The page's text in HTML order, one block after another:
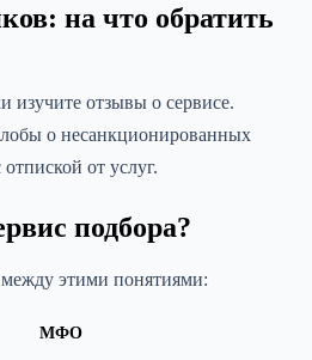
на что обратить
изучите отзывы о сервисе.
о несанкционированных
от услуг.
подбора?
этими понятиями:
МФО